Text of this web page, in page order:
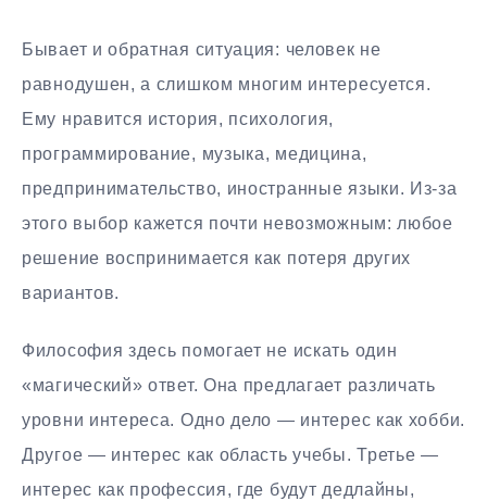
Бывает и обратная ситуация: человек не
равнодушен, а слишком многим интересуется.
Ему нравится история, психология,
программирование, музыка, медицина,
предпринимательство, иностранные языки. Из-за
этого выбор кажется почти невозможным: любое
решение воспринимается как потеря других
вариантов.
Философия здесь помогает не искать один
«магический» ответ. Она предлагает различать
уровни интереса. Одно дело — интерес как хобби.
Другое — интерес как область учебы. Третье —
интерес как профессия, где будут дедлайны,